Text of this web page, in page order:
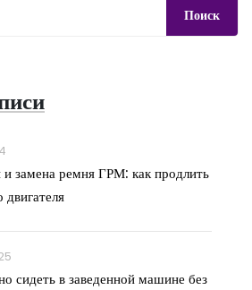
замена ремня ГРМ: как продлить
сидеть в заведенной машине без